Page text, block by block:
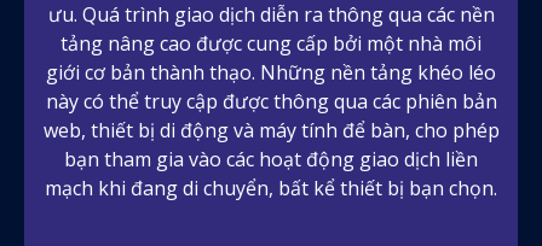
ưu. Quá trình giao dịch diễn ra thông qua các nền
tảng nâng cao được cung cấp bởi một nhà môi
giới cơ bản thành thạo. Những nền tảng khéo léo
này có thể truy cập được thông qua các phiên bản
web, thiết bị di động và máy tính để bàn, cho phép
bạn tham gia vào các hoạt động giao dịch liền
mạch khi đang di chuyển, bất kể thiết bị bạn chọn.